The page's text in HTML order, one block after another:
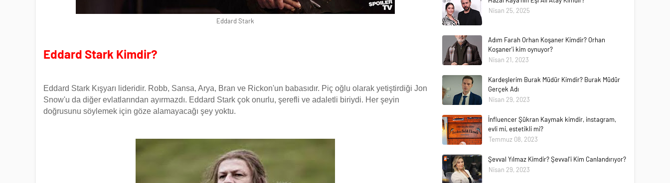
Eddard Stark
Eddard Stark Kimdir?
Eddard Stark Kışyarı lideridir. Robb, Sansa, Arya, Bran ve Rickon'un babasıdır. Piç oğlu olarak yetiştirdiği Jon
Snow'u da diğer evlatlarından ayırmazdı. Eddard Stark çok onurlu, şerefli ve adaletli biriydi. Her şeyin
doğrusunu söylemek için göze alamayacağı şey yoktu.
Nisan 25, 2025
Adım Farah Orhan Koşaner Kimdir? Orhan
Koşaner'i kim oynuyor?
Nisan 21, 2023
Kardeşlerim Burak Müdür Kimdir? Burak Müdür
Gerçek Adı
Nisan 29, 2023
İnfluencer Şükran Kaymak kimdir, instagram,
evli mi, estetikli mi?
Temmuz 08, 2023
Şevval Yılmaz Kimdir? Şevval'i Kim Canlandırıyor?
Nisan 29, 2023